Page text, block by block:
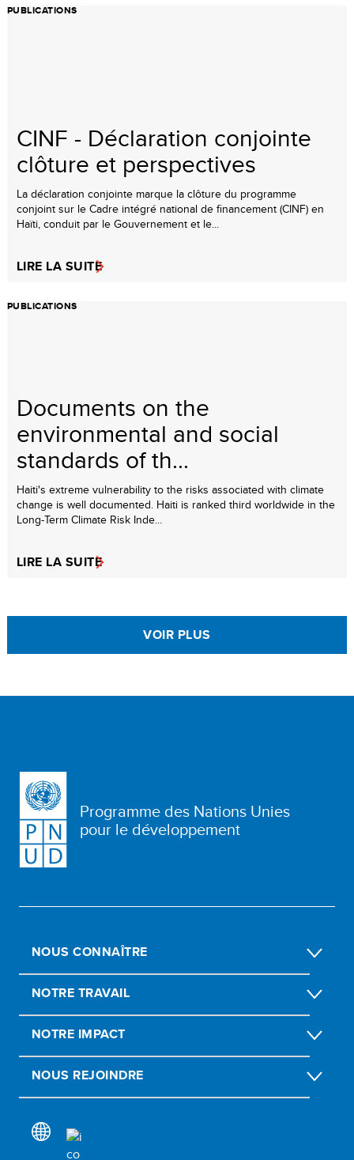
PUBLICATIONS
CINF - Déclaration conjointe
clôture et perspectives
La déclaration conjointe marque la clôture du programme
conjoint sur le Cadre intégré national de financement (CINF) en
Haïti, conduit par le Gouvernement et le...
LIRE LA SUITE
PUBLICATIONS
Documents on the
environmental and social
standards of th...
Haiti's extreme vulnerability to the risks associated with climate
change is well documented. Haiti is ranked third worldwide in the
Long-Term Climate Risk Inde...
LIRE LA SUITE
VOIR PLUS
Programme des Nations Unies
pour le développement
NOUS CONNAÎTRE
NOTRE TRAVAIL
NOTRE IMPACT
NOUS REJOINDRE